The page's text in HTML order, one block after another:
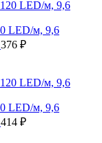
LED/м, 9,6
376 ₽
LED/м, 9,6
414 ₽